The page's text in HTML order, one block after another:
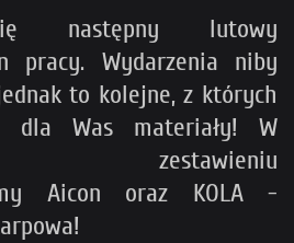
następny lutowy
pracy. Wydarzenia niby
to kolejne, z których
dla Was materiały! W
zestawieniu
Aicon oraz KOLA -